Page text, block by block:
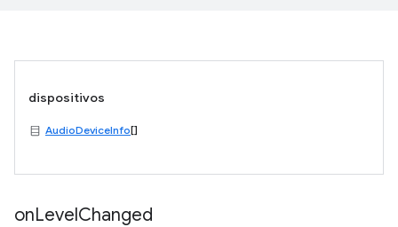
dispositivos
AudioDeviceInfo[]
onLevelChanged